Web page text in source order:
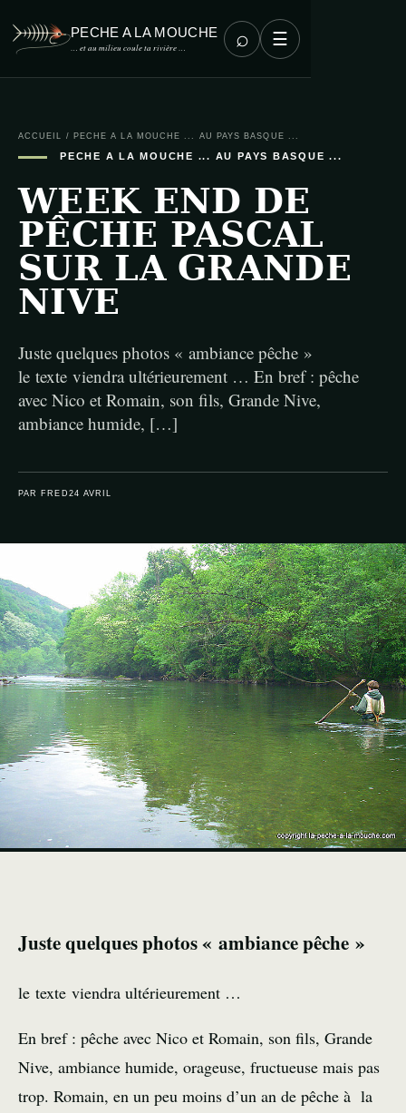
PECHE A LA MOUCHE
… et au milieu coule ta rivière … ⌕ ☰
ACCUEIL / PECHE A LA MOUCHE ... AU PAYS BASQUE ...
PECHE A LA MOUCHE ... AU PAYS BASQUE ...
WEEK END DE
PÊCHE PASCAL
SUR LA GRANDE
NIVE
Juste quelques photos « ambiance pêche »
le texte viendra ultérieurement … En bref : pêche
avec Nico et Romain, son fils, Grande Nive,
ambiance humide, […]
PAR FRED 24 AVRIL
Juste quelques photos « ambiance pêche »
le texte viendra ultérieurement …
En bref : pêche avec Nico et Romain, son fils, Grande
Nive, ambiance humide, orageuse, fructueuse mais pas
trop. Romain, en un peu moins d’un an de pêche à la